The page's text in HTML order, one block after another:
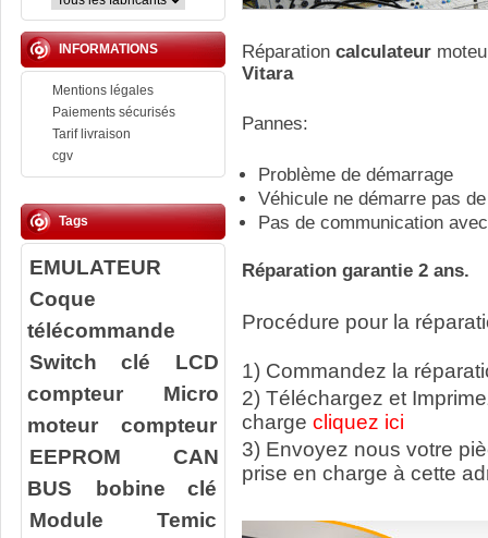
INFORMATIONS
Mentions légales
Paiements sécurisés
Tarif livraison
cgv
Tags
EMULATEUR
Coque
télécommande
Switch clé
LCD
compteur
Micro
moteur compteur
EEPROM
CAN
BUS
bobine clé
Module Temic
Réparation calculateur
Vitara
Pannes:
Problème de démarrage
Véhicule ne démarre pas
Pas de communication
Réparation garantie 2 ans.
Procédure pour la
1) Commandez la
2) Téléchargez et
charge cliquez ici
3) Envoyez nous votre
prise en charge à cette